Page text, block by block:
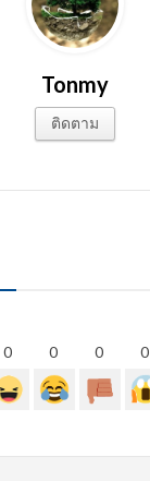
Tonmy
ติดตาม
0 0 0 0